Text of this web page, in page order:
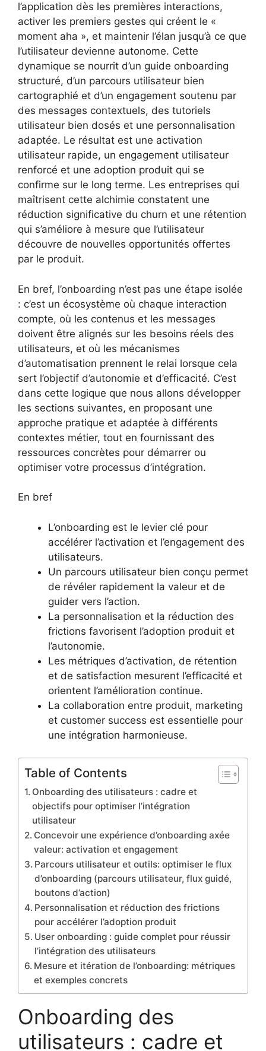
l’application dès les premières interactions,
activer les premiers gestes qui créent le «
moment aha », et maintenir l’élan jusqu’à ce que
l’utilisateur devienne autonome. Cette
dynamique se nourrit d’un guide onboarding
structuré, d’un parcours utilisateur bien
cartographié et d’un engagement soutenu par
des messages contextuels, des tutoriels
utilisateur bien dosés et une personnalisation
adaptée. Le résultat est une activation
utilisateur rapide, un engagement utilisateur
renforcé et une adoption produit qui se
confirme sur le long terme. Les entreprises qui
maîtrisent cette alchimie constatent une
réduction significative du churn et une rétention
qui s’améliore à mesure que l’utilisateur
découvre de nouvelles opportunités offertes
par le produit.
En bref, l’onboarding n’est pas une étape isolée
: c’est un écosystème où chaque interaction
compte, où les contenus et les messages
doivent être alignés sur les besoins réels des
utilisateurs, et où les mécanismes
d’automatisation prennent le relai lorsque cela
sert l’objectif d’autonomie et d’efficacité. C’est
dans cette logique que nous allons développer
les sections suivantes, en proposant une
approche pratique et adaptée à différents
contextes métier, tout en fournissant des
ressources concrètes pour démarrer ou
optimiser votre processus d’intégration.
En bref
L’onboarding est le levier clé pour
accélérer l’activation et l’engagement des
utilisateurs.
Un parcours utilisateur bien conçu permet
de révéler rapidement la valeur et de
guider vers l’action.
La personnalisation et la réduction des
frictions favorisent l’adoption produit et
l’autonomie.
Les métriques d’activation, de rétention
et de satisfaction mesurent l’efficacité et
orientent l’amélioration continue.
La collaboration entre produit, marketing
et customer success est essentielle pour
une intégration harmonieuse.
Table of Contents
Onboarding des utilisateurs : cadre et
objectifs pour optimiser l’intégration
utilisateur
Concevoir une expérience d’onboarding axée
valeur: activation et engagement
Parcours utilisateur et outils: optimiser le flux
d’onboarding (parcours utilisateur, flux guidé,
boutons d’action)
Personnalisation et réduction des frictions
pour accélérer l’adoption produit
User onboarding : guide complet pour réussir
l’intégration des utilisateurs
Mesure et itération de l’onboarding: métriques
et exemples concrets
Onboarding des
utilisateurs : cadre et